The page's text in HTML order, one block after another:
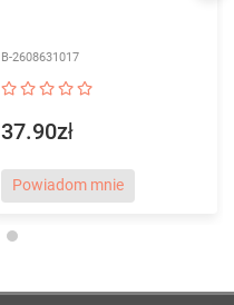
B-2608631017
37.90zł
Powiadom mnie